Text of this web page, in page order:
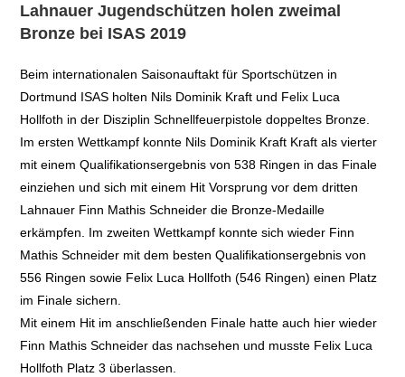
Lahnauer Jugendschützen holen zweimal
Bronze bei ISAS 2019
Beim internationalen Saisonauftakt für Sportschützen in
Dortmund ISAS holten Nils Dominik Kraft und Felix Luca
Hollfoth in der Disziplin Schnellfeuerpistole doppeltes Bronze.
Im ersten Wettkampf konnte Nils Dominik Kraft Kraft als vierter
mit einem Qualifikationsergebnis von 538 Ringen in das Finale
einziehen und sich mit einem Hit Vorsprung vor dem dritten
Lahnauer Finn Mathis Schneider die Bronze-Medaille
erkämpfen. Im zweiten Wettkampf konnte sich wieder Finn
Mathis Schneider mit dem besten Qualifikationsergebnis von
556 Ringen sowie Felix Luca Hollfoth (546 Ringen) einen Platz
im Finale sichern.
Mit einem Hit im anschließenden Finale hatte auch hier wieder
Finn Mathis Schneider das nachsehen und musste Felix Luca
Hollfoth Platz 3 überlassen.